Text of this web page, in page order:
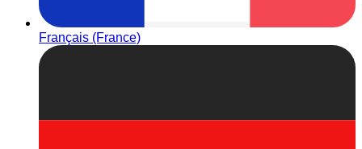
Français (France)